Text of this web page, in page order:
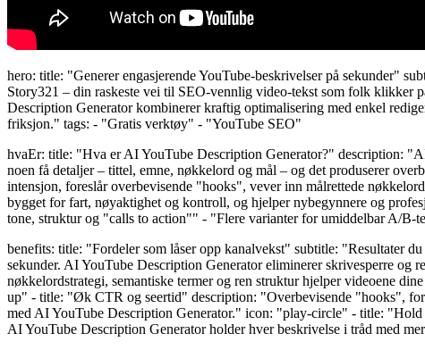
hero: title: "Generer engasjerende YouTube-beskrivelser på sekunder"
Story321 – din raskeste vei til SEO-vennlig video-tekst som folk klikker
Description Generator kombinerer kraftig optimalisering med enkel
friksjon." tags: - "Gratis verktøy" - "YouTube SEO"
hvaEr: title: "Hva er AI YouTube Description Generator?" description:
noen få detaljer – tittel, emne, nøkkelord og mål – og det produserer
intensjon, foreslår overbevisende "hooks", vever inn målrettede
bygget for fart, nøyaktighet og kontroll, og hjelper nybegynnere og
tone, struktur og "calls to action"" - "Flere varianter for umiddelbar A/B-
benefits: title: "Fordeler som låser opp kanalvekst" subtitle: "Resultater
sekunder. AI YouTube Description Generator eliminerer skrivesperre
nøkkelordstrategi, semantiske termer og ren struktur hjelper videoene
up" - title: "Øk CTR og seertid" description: "Overbevisende "hooks",
med AI YouTube Description Generator." icon: "play-circle" - title: "Hold
AI YouTube Description Generator holder hver beskrivelse i tråd med